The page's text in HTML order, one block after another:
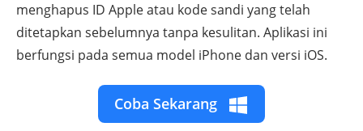
menghapus ID Apple atau kode sandi yang telah
ditetapkan sebelumnya tanpa kesulitan. Aplikasi ini
berfungsi pada semua model iPhone dan versi iOS.
Coba Sekarang